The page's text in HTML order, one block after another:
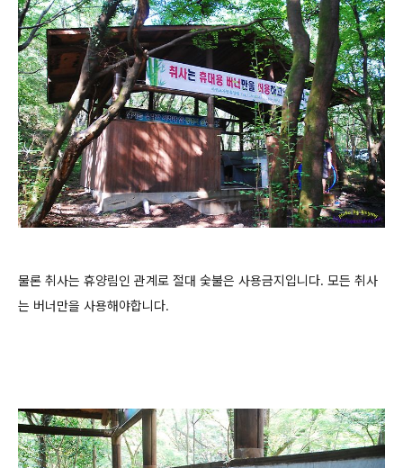
물론 취사는 휴양림인 관계로 절대 숯불은 사용금지입니다. 모든 취사
는 버너만을 사용해야합니다.